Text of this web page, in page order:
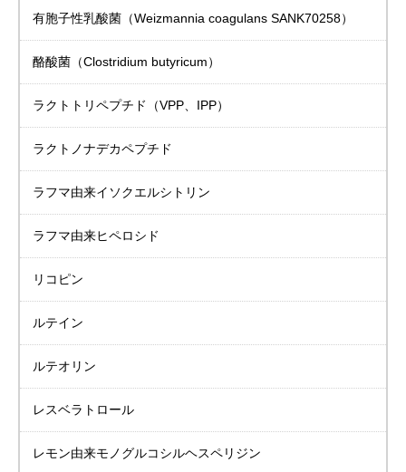
有胞子性乳酸菌 （Weizmannia coagulans SANK70258）
酪酸菌（Clostridium butyricum）
ラクトトリペプチド （VPP、IPP）
ラクトノナデカペプチド
ラフマ由来イソクエルシトリン
ラフマ由来ヒペロシド
リコピン
ルテイン
ルテオリン
レスベラトロール
レモン由来モノグルコシルヘスペリジン